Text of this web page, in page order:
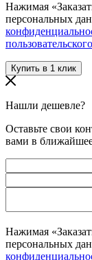
Нажимая
персональных
Нашли дешевле?
Оставьте свои
вами в
Нажимая
персональных